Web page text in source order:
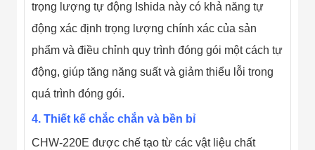
Đội
Dự Án Khối Nhà
Máy
Dự Án Kho
Logistics
Liên Hệ
trọng lượng tự động Ishida này có khả năng tự
động xác định trọng lượng chính xác của sản
phẩm và điều chỉnh quy trình đóng gói một cách tự
động, giúp tăng năng suất và giảm thiểu lỗi trong
quá trình đóng gói.
4. Thiết kế chắc chắn và bền bỉ
CHW-220E được chế tạo từ các vật liệu chất